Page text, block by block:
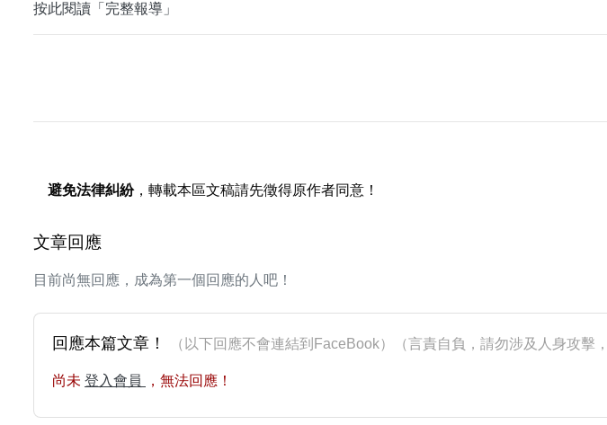
按此閱讀「完整報導」
避免法律糾紛，轉載本區文稿請先徵得原作者同意！
文章回應
目前尚無回應，成為第一個回應的人吧！
回應本篇文章！ （以下回應不會連結到FaceBook）（言責自負，請勿涉及人身攻擊
尚未 登入會員 ，無法回應！